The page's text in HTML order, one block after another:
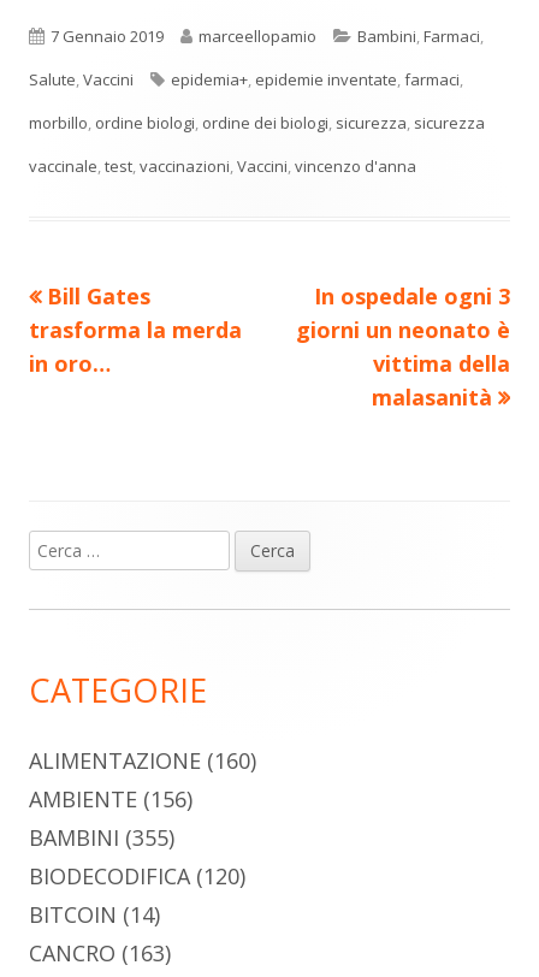
una
nuova
finestra
una
nuova
finestra
una
nuova
finestra
una
nuova
finestra
una
nuova
finestra
n
di
vi
di
Pubblicato
7 Gennaio 2019 Autore
marceellopamio Categorie
Bambini,Farmaci,
Salute,Vaccini Tag
epidemia+, epidemie inventate,farmaci,
morbillo, ordine biologi, ordine dei biologi, sicurezza, sicurezza
vaccinale,test,vaccinazioni,Vaccini,vincenzo d'anna
Navigazione
articoli
Precedente
articolo:
Bill Gates
trasforma la merda
in oro…
Nuovo
articolo:
In ospedale ogni 3
giorni un neonato è
vittima della
malasanità
Barra
laterale
Ricerca
per:
CATEGORIE
ALIMENTAZIONE (160)
AMBIENTE (156)
BAMBINI (355)
BIODECODIFICA (120)
BITCOIN (14)
CANCRO (163)